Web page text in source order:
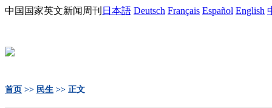
中国国家英文新闻周刊 日本語 Deutsch Français Español English
首页 >> 民生 >> 正文